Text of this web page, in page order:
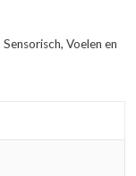
Sensorisch, Voelen en